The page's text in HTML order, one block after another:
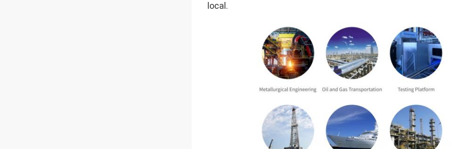
local.